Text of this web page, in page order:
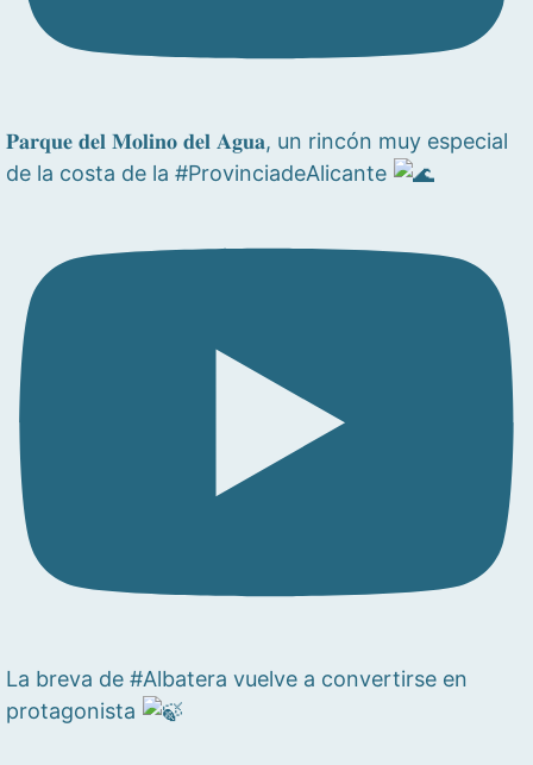
𝐏𝐚𝐫𝐪𝐮𝐞 𝐝𝐞𝐥 𝐌𝐨𝐥𝐢𝐧𝐨 𝐝𝐞𝐥 𝐀𝐠𝐮𝐚, un rincón muy especial
de la costa de la #ProvinciadeAlicante
La breva de #Albatera vuelve a convertirse en
protagonista